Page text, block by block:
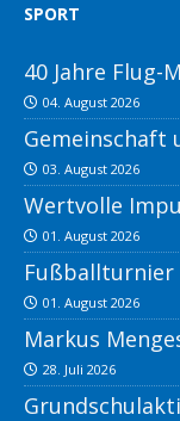
SPORT
40 Jahre Flug-
04. August 2026
Gemeinschaft
03. August 2026
Wertvolle
01. August 2026
Fußballturnier
01. August 2026
Markus
28. Juli 2026